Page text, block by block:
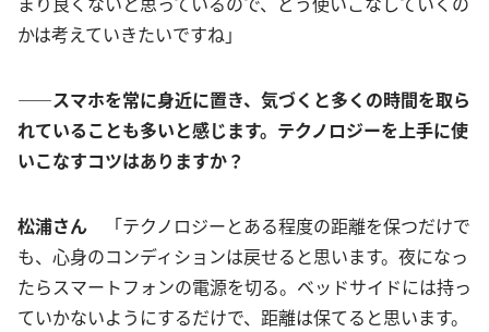
かは考えていきたいですね」
――スマホを常に身近に置き、気づくと多くの時間を取ら
れていることも多いと感じます。テクノロジーを上手に使
いこなすコツはありますか？
松浦さん
「テクノロジーとある程度の距離を保つだけで
も、心身のコンディションは戻せると思います。夜になっ
たらスマートフォンの電源を切る。ベッドサイドには持っ
ていかないようにするだけで、距離は保てると思います。